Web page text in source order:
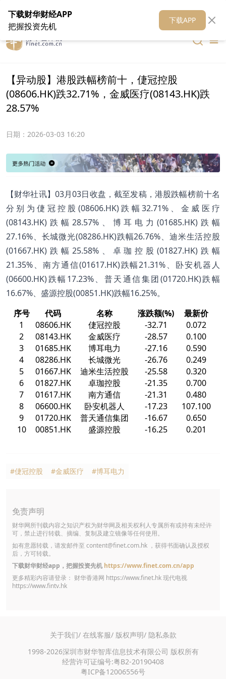
在线客服 关于我们 财华媒体矩阵 财华智库
【异动股】港股跌幅榜前十，倢冠控股
(08606.HK)跌32.71%，金威医疗(08143.HK)跌
28.57%
日期： 2026-03-03 16:20
【财华社讯】03月03日收盘，截至发稿，港股跌幅榜前十名
分别为倢冠控股(08606.HK)跌幅32.71%、金威医疗
(08143.HK)跌幅28.57%、博耳电力(01685.HK)跌幅
27.16%、长城微光(08286.HK)跌幅26.76%、迪米生活控股
(01667.HK)跌幅25.58%、卓珈控股(01827.HK)跌幅
21.35%、南方通信(01617.HK)跌幅21.31%、卧安机器人
(06600.HK)跌幅17.23%、普天通信集团(01720.HK)跌幅
16.67%、盛源控股(00851.HK)跌幅16.25%。
序号
代码 名称 涨跌额(%)
最新价
1
08606.HK 倢冠控股 -32.71
0.072
2
08143.HK 金威医疗 -28.57
0.100
3
01685.HK 博耳电力 -27.16
0.590
4
08286.HK 长城微光 -26.76
0.249
5
01667.HK 迪米生活控股 -25.58
0.320
6
01827.HK 卓珈控股 -21.35
0.700
7
01617.HK 南方通信 -21.31
0.480
8
06600.HK 卧安机器人 -17.23
107.100
9
01720.HK 普天通信集团 -16.67
0.650
10
00851.HK 盛源控股 -16.25 0.201
#倢冠控股 #金威医疗 #博耳电力
免责声明
财华网所刊载内容之知识产权为财华网及相关权利人专属所有或持有未经许
可，禁止进行转载、摘编、复制及建立镜像等任何使用。
如有意愿转载，请发邮件至 content@finet.com.hk ，获得书面确认及授权
后，方可转载。
下载财华财经app，把握投资先机 https://www.finet.com.cn/app
更多精彩内容请登录： 财华香港网 https://www.finet.hk现代电视
https://www.fintv.hk
关于我们/ 在线客服/ 版权声明/ 隐私条款
1998-2026深圳市财华智库信息技术有限公司 版权所有
经营许可证编号:粤B2-20190408
粤ICP备12006556号
下载财华财经APP
把握投资先机
下载APP